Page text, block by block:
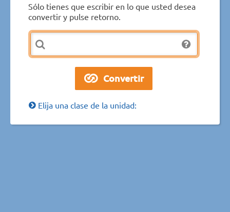
Sólo tienes que escribir en lo que usted desea
convertir y pulse retorno.
Elija una clase de la unidad: